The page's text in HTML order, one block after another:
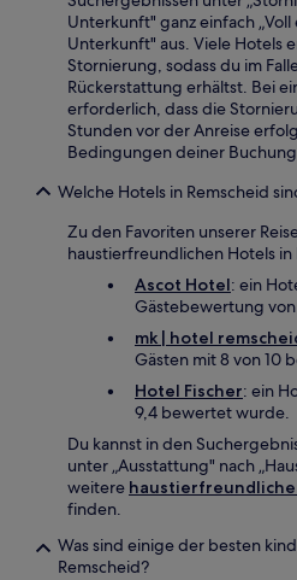
Unterkunft" ganz einfach
Unterkunft" aus. Viele Hotels
Stornierung, sodass du im
Rückerstattung erhältst. Bei
erforderlich, dass die
Stunden vor der Anreise
Bedingungen deiner
Welche Hotels in Remscheid
Zu den Favoriten unserer
haustierfreundlichen Hotels in
Ascot Hotel: ein
Gästebewertung von
mk | hotel
Gästen mit 8 von 10
Hotel Fischer: ein
9,4 bewertet wurde.
Du kannst in den
unter „Ausstattung" nach
weitere haustierfreundliche
finden.
Was sind einige der besten
Remscheid?